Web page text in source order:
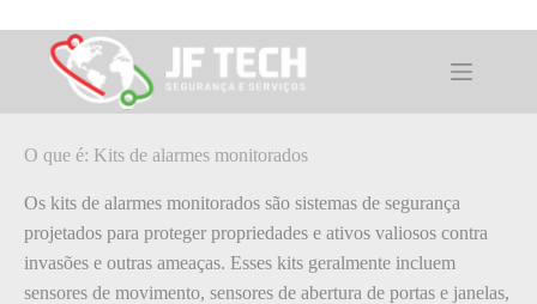
para
conteúdoO que é: Kits de alarmes monitorados
O que é: Kits de alarmes monitorados
Os kits de alarmes monitorados são sistemas de segurança
projetados para proteger propriedades e ativos valiosos contra
invasões e outras ameaças. Esses kits geralmente incluem
sensores de movimento, sensores de abertura de portas e janelas,